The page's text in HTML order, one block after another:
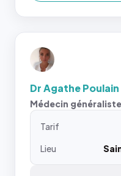
Dr Agathe Poulain
Médecin généraliste
Tarif
Lieu